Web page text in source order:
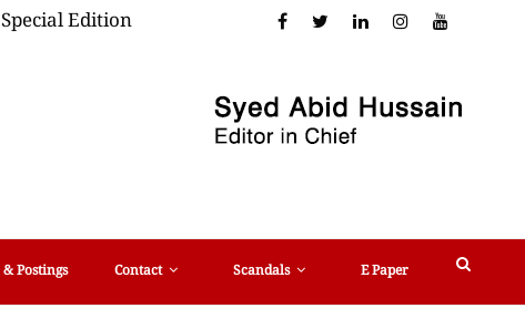
Postings Contact Scandals E Paper
Special Edition